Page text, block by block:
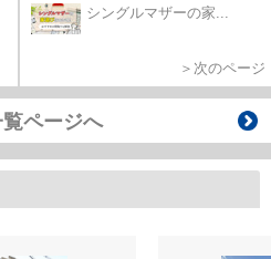
シングルマザーの家...
＞次のページ
ページへ